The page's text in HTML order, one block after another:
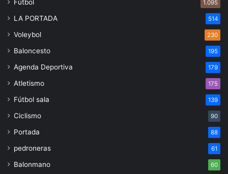
Fútbol 1.095
LA PORTADA 514
Voleybol 230
Baloncesto 195
Agenda Deportiva 179
Atletismo 175
Fútbol sala 139
Ciclismo 90
Portada 88
pedroneras 61
Balonmano 60